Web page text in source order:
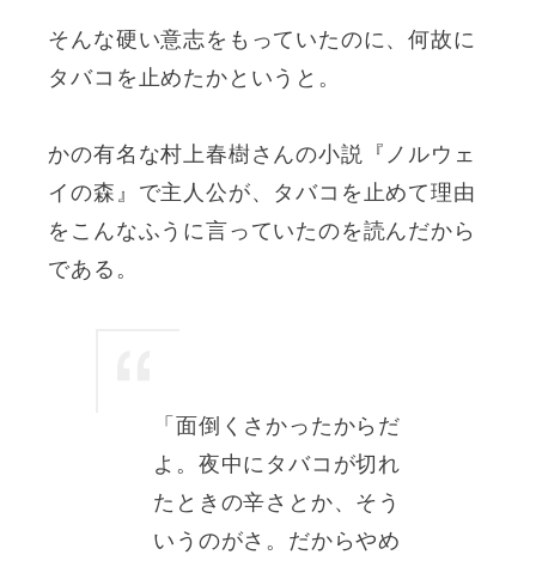
そんな硬い意志をもっていたのに、何故に
タバコを止めたかというと。
かの有名な村上春樹さんの小説『ノルウェ
イの森』で主人公が、タバコを止めて理由
をこんなふうに言っていたのを読んだから
である。
「面倒くさかったからだ
よ。夜中にタバコが切れ
たときの辛さとか、そう
いうのがさ。だからやめ